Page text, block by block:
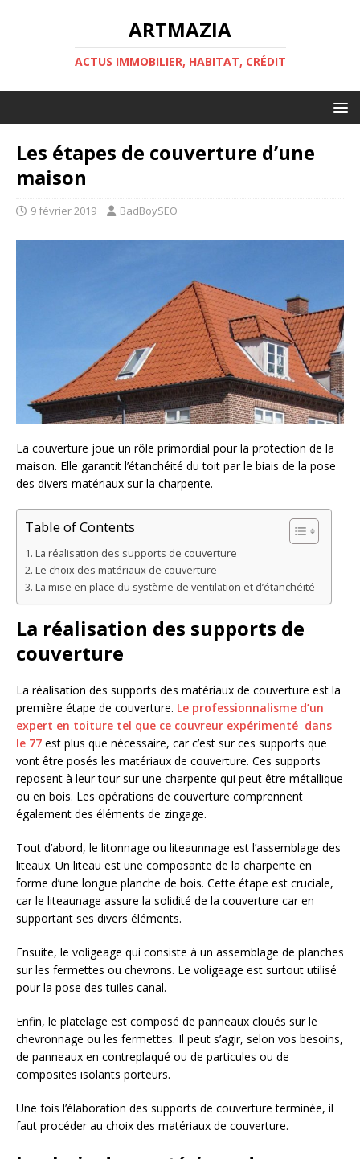
ARTMAZIA
ACTUS IMMOBILIER, HABITAT, CRÉDIT
Les étapes de couverture d’une
maison
9 février 2019 BadBoySEO
La couverture joue un rôle primordial pour la protection de la
maison. Elle garantit l’étanchéité du toit par le biais de la pose
des divers matériaux sur la charpente.
Table of Contents
La réalisation des supports de couverture
Le choix des matériaux de couverture
La mise en place du système de ventilation et d’étanchéité
La réalisation des supports de
couverture
La réalisation des supports des matériaux de couverture est la
première étape de couverture. Le professionnalisme d’un
expert en toiture tel que ce couvreur expérimenté dans
le 77 est plus que nécessaire, car c’est sur ces supports que
vont être posés les matériaux de couverture. Ces supports
reposent à leur tour sur une charpente qui peut être métallique
ou en bois. Les opérations de couverture comprennent
également des éléments de zingage.
Tout d’abord, le litonnage ou liteaunnage est l’assemblage des
liteaux. Un liteau est une composante de la charpente en
forme d’une longue planche de bois. Cette étape est cruciale,
car le liteaunage assure la solidité de la couverture car en
supportant ses divers éléments.
Ensuite, le voligeage qui consiste à un assemblage de planches
sur les fermettes ou chevrons. Le voligeage est surtout utilisé
pour la pose des tuiles canal.
Enfin, le platelage est composé de panneaux cloués sur le
chevronnage ou les fermettes. Il peut s’agir, selon vos besoins,
de panneaux en contreplaqué ou de particules ou de
composites isolants porteurs.
Une fois l’élaboration des supports de couverture terminée, il
faut procéder au choix des matériaux de couverture.